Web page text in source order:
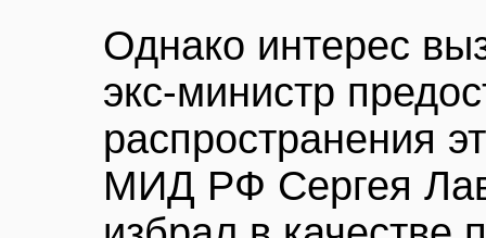
Однако интерес
экс-министр
распространения
МИД РФ Сергея